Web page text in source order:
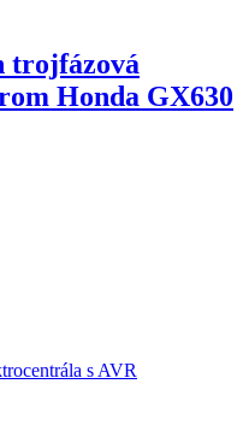
trojfázová
Honda GX630